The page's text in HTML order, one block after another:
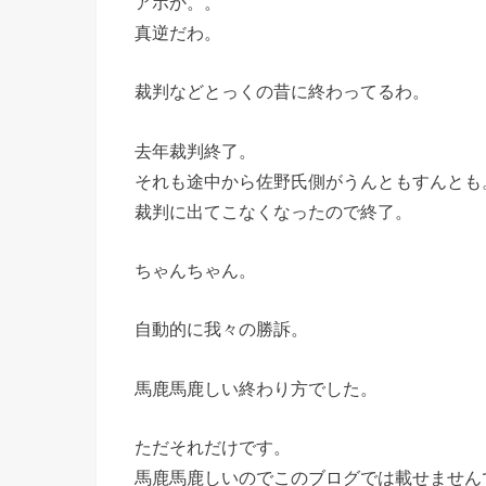
真逆だわ。
裁判などとっくの昔に終わってるわ。
去年裁判終了。
それも途中から佐野氏側がうんともすんとも
裁判に出てこなくなったので終了。
ちゃんちゃん。
自動的に我々の勝訴。
馬鹿馬鹿しい終わり方でした。
ただそれだけです。
馬鹿馬鹿しいのでこのブログでは載せません